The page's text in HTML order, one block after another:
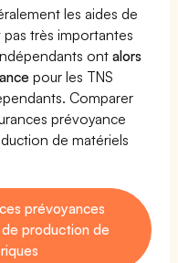
les aides de
très importantes
ontalors
pour les TNS
Comparer
prévoyance
de matériels
prévoyances
production de